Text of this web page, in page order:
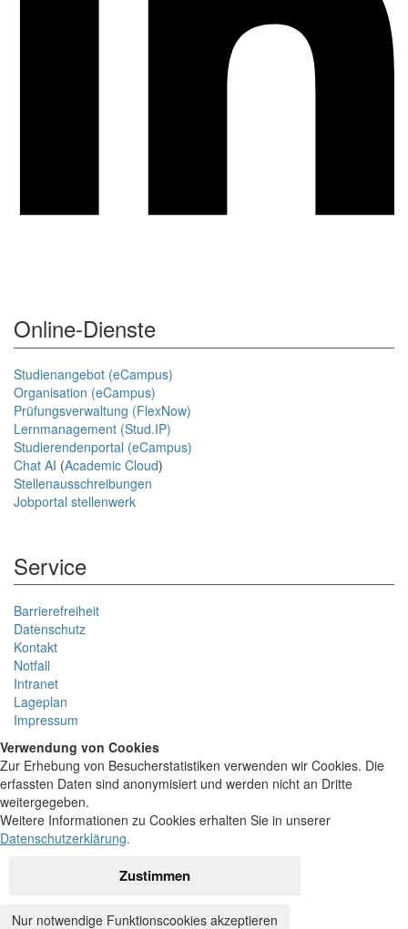
Online-Dienste
Studienangebot (eCampus)
Organisation (eCampus)
Prüfungsverwaltung (FlexNow)
Lernmanagement (Stud.IP)
Studierendenportal (eCampus)
Chat AI (Academic Cloud)
Stellenausschreibungen
Jobportal stellenwerk
Service
Barrierefreiheit
Datenschutz
Kontakt
Notfall
Intranet
Lageplan
Impressum
Verwendung von Cookies
Zur Erhebung von Besucherstatistiken verwenden wir Cookies. Die
erfassten Daten sind anonymisiert und werden nicht an Dritte
weitergegeben.
Weitere Informationen zu Cookies erhalten Sie in unserer
Datenschutzerklärung.
Zustimmen
Nur notwendige Funktionscookies akzeptieren